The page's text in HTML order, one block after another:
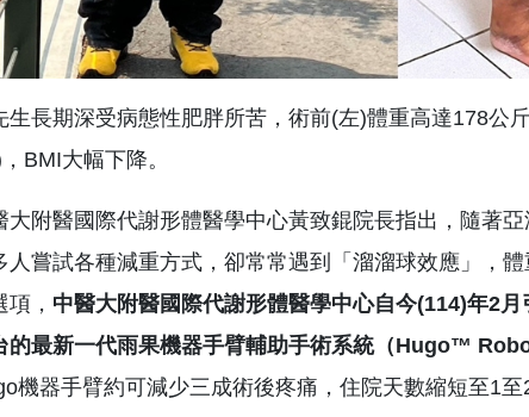
生長期深受病態性肥胖所苦，術前(左)體重高達178公
BMI大幅下降。
醫國際代謝形體醫學中心黃致錕院長指出，隨著亞
人嘗試各種減重方式，卻常常遇到「溜溜球效應」，
， 中醫大附醫國際代謝形體醫學中心自今(114)年2月
的最新一代雨果機器手臂輔助手術系統（Hugo™
機器手臂約可減少三成術後疼痛，住院天數縮短至1至